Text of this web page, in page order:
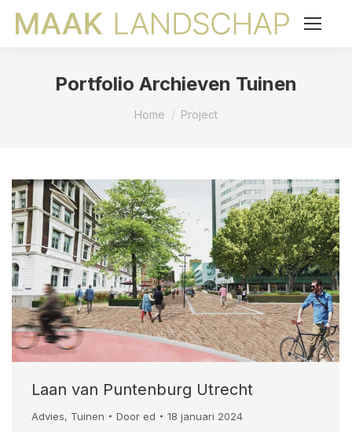
Portfolio Archieven Tuinen
Je bent hier:
Home Project
Laan van Puntenburg Utrecht
Advies, Tuinen Door ed 18 januari 2024